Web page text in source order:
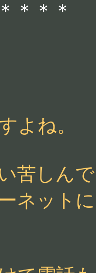
＊＊＊
よね。
苦しん
ネット